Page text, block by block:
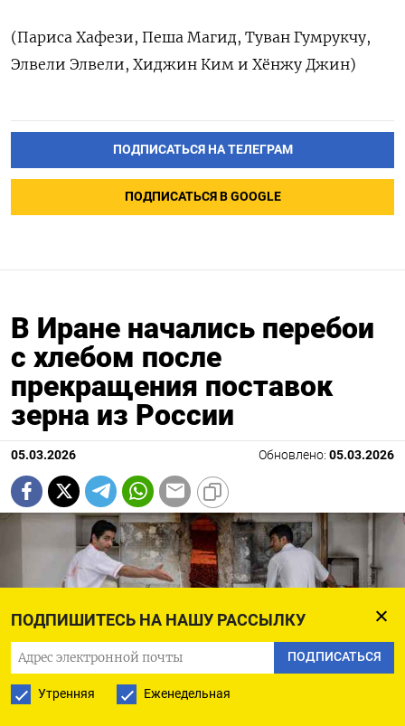
ПОДПИШИТЕСЬ НА НАШУ РАССЫЛКУ
ПОДПИСАТЬСЯ
Утренняя Еженедельная
(Париса Хафези, Пеша Магид, Туван Гумрукчу,
‌Элвели Элвели, Хиджин Ким и Хёнжу Джин)
ПОДПИСАТЬСЯ НА ТЕЛЕГРАМ
ПОДПИСАТЬСЯ В GOOGLE
В Иране начались перебои
с хлебом после
прекращения поставок
зерна из России
05.03.2026 Обновлено: 05.03.2026